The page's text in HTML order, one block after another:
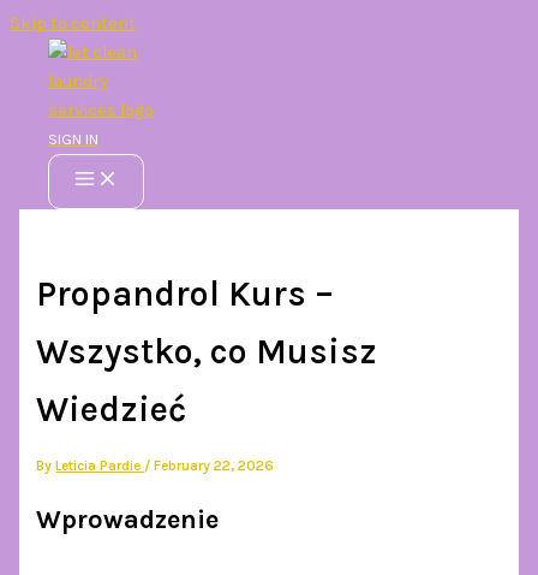
Skip to content
SIGN IN
Propandrol Kurs –
Wszystko, co Musisz
Wiedzieć
ByLeticia Pardie /February 22, 2026
Wprowadzenie